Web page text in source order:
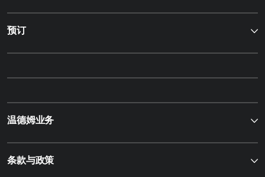
预订
温德姆业务
条款与政策